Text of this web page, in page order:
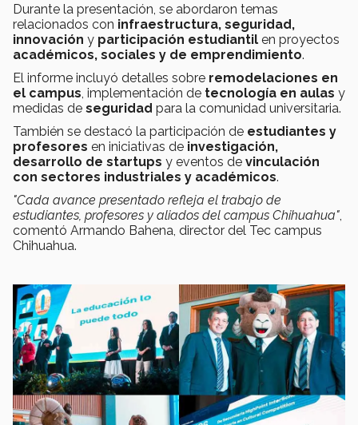
Durante la presentación, se abordaron temas
relacionados con infraestructura, seguridad,
innovación y participación estudiantil en proyectos
académicos, sociales y de emprendimiento.
El informe incluyó detalles sobre remodelaciones en
el campus , implementación de tecnología en aulas y
medidas de seguridad para la comunidad universitaria.
También se destacó la participación de estudiantes y
profesores en iniciativas de investigación,
desarrollo de startups y eventos de vinculación
con sectores industriales y académicos.
"Cada avance presentado refleja el trabajo de
estudiantes, profesores y aliados del campus Chihuahua"
comentó Armando Bahena, director del Tec campus
Chihuahua.